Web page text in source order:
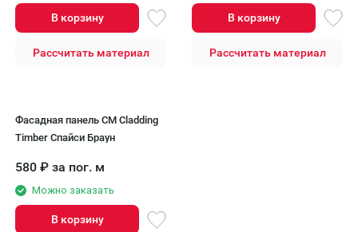
В корзину
Рассчитать материал
В корзину
Рассчитать материал
Фасадная панель CM Cladding
Timber Спайси Браун
580 ₽ за пог. м
Можно заказать
В корзину